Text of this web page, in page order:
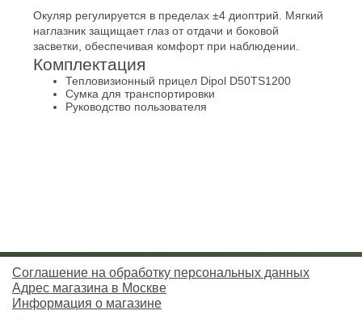
Окуляр регулируется в пределах ±4 диоптрий. Мягкий
наглазник защищает глаз от отдачи и боковой
засветки, обеспечивая комфорт при наблюдении.
Комплектация
Тепловизионный прицел Dipol D50TS1200
Сумка для транспортировки
Руководство пользователя
Соглашение на обработку персональных данных
Адрес магазина в Москве
Информация о магазине